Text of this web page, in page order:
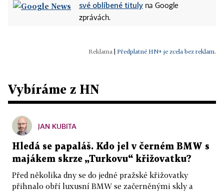
své oblíbené tituly na Google
zprávách.
Předplatné HN+ je zcela bez reklam.
Vybíráme z HN
JAN KUBITA
Hledá se papaláš. Kdo jel v černém BMW s
majákem skrze „Turkovu“ křižovatku?
Před několika dny se do jedné pražské křižovatky
přihnalo obří luxusní BMW se začerněnými skly a